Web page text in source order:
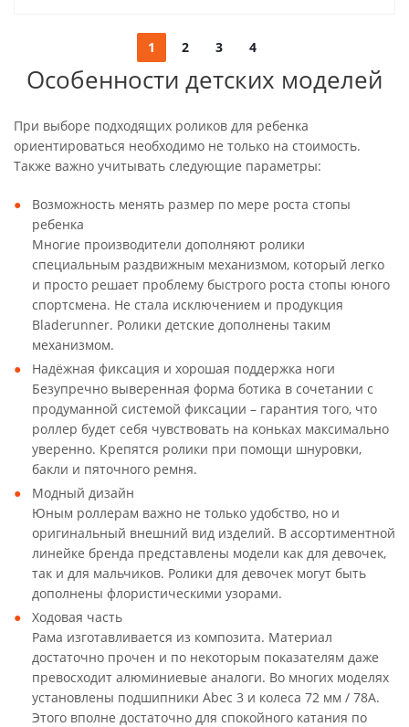
1 2 3 4
Особенности детских моделей
При выборе подходящих роликов для ребенка
ориентироваться необходимо не только на стоимость.
Также важно учитывать следующие параметры:
Возможность менять размер по мере роста стопы
ребенка
Многие производители дополняют ролики
специальным раздвижным механизмом, который легко
и просто решает проблему быстрого роста стопы юного
спортсмена. Не стала исключением и продукция
Bladerunner. Ролики детские дополнены таким
механизмом.
Надёжная фиксация и хорошая поддержка ноги
Безупречно выверенная форма ботика в сочетании с
продуманной системой фиксации – гарантия того, что
роллер будет себя чувствовать на коньках максимально
уверенно. Крепятся ролики при помощи шнуровки,
бакли и пяточного ремня.
Модный дизайн
Юным роллерам важно не только удобство, но и
оригинальный внешний вид изделий. В ассортиментной
линейке бренда представлены модели как для девочек,
так и для мальчиков. Ролики для девочек могут быть
дополнены флористическими узорами.
Ходовая часть
Рама изготавливается из композита. Материал
достаточно прочен и по некоторым показателям даже
превосходит алюминиевые аналоги. Во многих моделях
установлены подшипники Abec 3 и колеса 72 мм / 78A.
Этого вполне достаточно для спокойного катания по